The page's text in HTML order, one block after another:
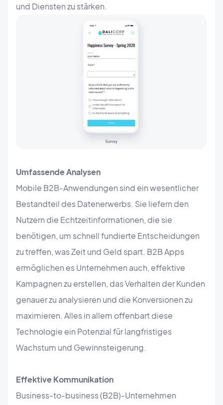
und Diensten zu stärken.
Umfassende Analysen
Mobile B2B-Anwendungen sind ein wesentlicher
Bestandteil des Datenerwerbs. Sie liefern den
Nutzern die Echtzeitinformationen, die sie
benötigen, um schnell fundierte Entscheidungen
zu treffen, was Zeit und Geld spart. B2B Apps
ermöglichen es Unternehmen auch, effektive
Kampagnen zu erstellen, das Verhalten der Kunden
genauer zu analysieren und die Konversionen zu
maximieren. Alles in allem offenbart diese
Technologie ein Potenzial für langfristiges
Wachstum und Gewinnsteigerung.
Effektive Kommunikation
Business-to-business (B2B)-Unternehmen